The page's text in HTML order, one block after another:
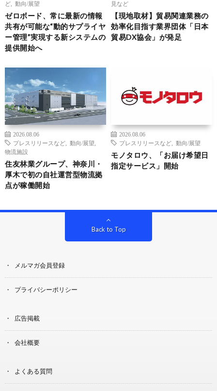
ど
動向/展望
ゼロボード、常に最新の情報
共有が可能な“動的サプライヤ
ー管理”実現する新システムの
提供開始へ
見など
【現地取材】貿易関連業務の
効率化目指す業界団体「日本
貿易DX協会」が発足
2026.08.06
プレスリリースなど
動向/展望
物流施設
住友林業グループ、神奈川・
厚木で初の自社運営型物流拠
点が稼働開始
2026.08.06
プレスリリースなど
動向/展望
モノタロウ、「お届け希望日
指定サービス」開始
Back to Top
メルマガ会員登録
プライバシーポリシー
広告掲載
会社概要
よくある質問